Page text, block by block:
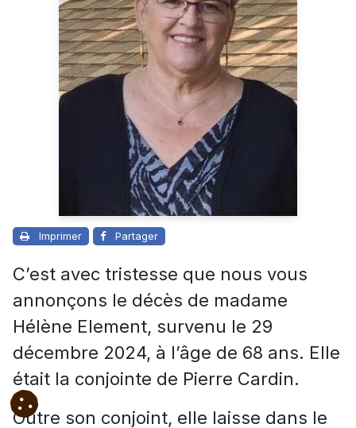
Imprimer Partager
C’est avec tristesse que nous vous
annonçons le décès de madame
Hélène Element, survenu le 29
décembre 2024, à l’âge de 68 ans. Elle
était la conjointe de Pierre Cardin.
Outre son conjoint, elle laisse dans le